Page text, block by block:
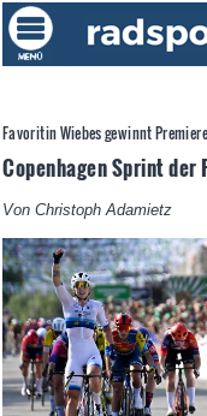
Favoritin Wiebes gewinnt Premiere
Copenhagen Sprint der
Von Christoph Adamietz